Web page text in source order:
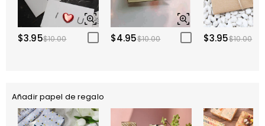
$3.95$10.00 $4.95$10.00 $3.95$10.00
Añadir papel de regalo